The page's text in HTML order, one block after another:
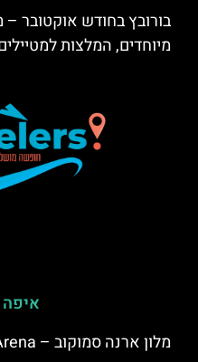
בורובץ בחודש אוקטובר –
מיוחדים, המלצות
איפה
מלון ארנה סמוקוב – Hotel Arena (ליד בורובץ)